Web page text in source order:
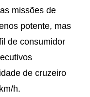
missões de
potente, mas
de consumidor
de cruzeiro
h.